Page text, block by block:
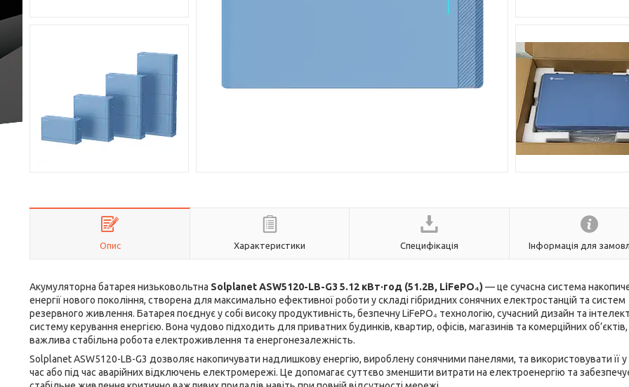
Опис Характеристики Специфікація Інформація для
Акумуляторна батарея низьковольтна Solplanet ASW5120-LB-G3 5.12 кВт·год (51.2В, LiFePO₄) — це сучасна система
енергії нового покоління, створена для максимально ефективної роботи у складі гібридних сонячних електростанцій та систем
резервного живлення. Батарея поєднує у собі високу продуктивність, безпечну LiFePO₄ технологію, сучасний дизайн та
систему керування енергією. Вона чудово підходить для приватних будинків, квартир, офісів, магазинів та комерційних
важлива стабільна робота електроживлення та енергонезалежність.
Solplanet ASW5120-LB-G3 дозволяє накопичувати надлишкову енергію, вироблену сонячними панелями, та використовувати її у
час або під час аварійних відключень електромережі. Це допомагає суттєво зменшити витрати на електроенергію та